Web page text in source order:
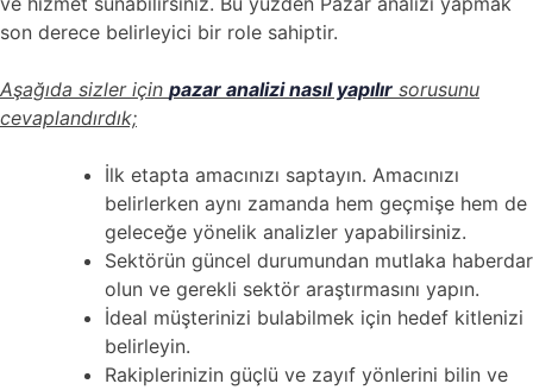
son derece belirleyici bir role sahiptir.
Aşağıda sizler için pazar analizi nasıl yapılır sorusunu
cevaplandırdık;
İlk etapta amacınızı saptayın. Amacınızı
belirlerken aynı zamanda hem geçmişe hem de
geleceğe yönelik analizler yapabilirsiniz.
Sektörün güncel durumundan mutlaka haberdar
olun ve gerekli sektör araştırmasını yapın.
İdeal müşterinizi bulabilmek için hedef kitlenizi
belirleyin.
Rakiplerinizin güçlü ve zayıf yönlerini bilin ve